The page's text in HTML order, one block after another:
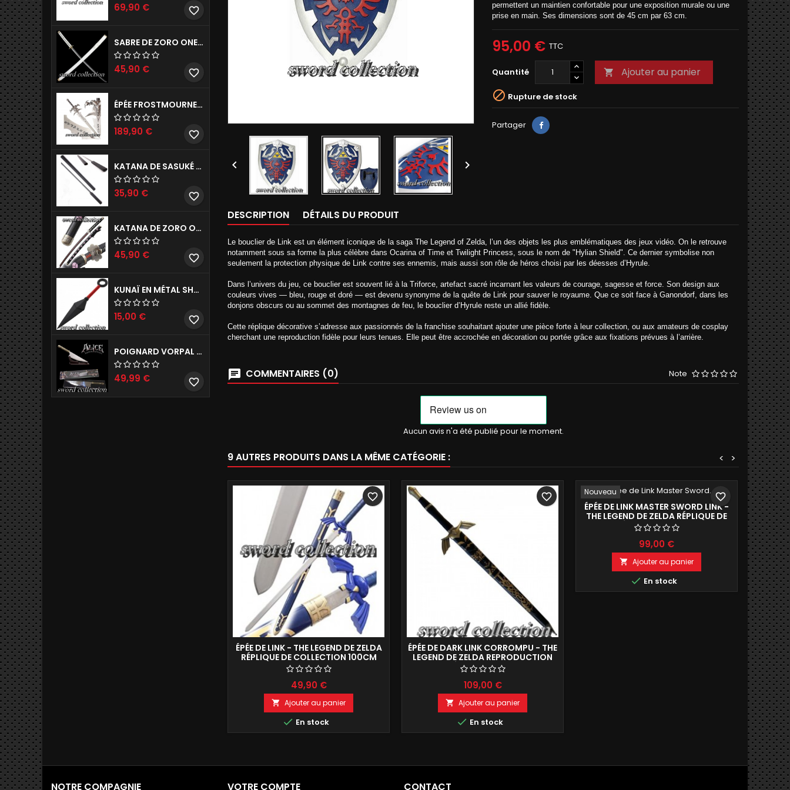
69,90 € favorite_border
SABRE DE ZORO ONE PIECE - WADO ICHIMONJI RÉPLIQUE DE COLLECTION 104CM
45,90 € favorite_border
ÉPÉE FROSTMOURNE DU ROI LICHE WORLD OF WARCRAFT RÉPLIQUE DE COLLECTION 107CM
189,90 € favorite_border
KATANA DE SASUKÉ UCHIWA NOIR NARUTO - KUSANAGI REPLIQUE DE COLLECTION 102CM
35,90 € favorite_border
KATANA DE ZORO ONE PIECE - SHUSUI REPRODUCTION DE DÉCORATION 104CM
45,90 € favorite_border
KUNAÏ EN MÉTAL SHURIKEN NARUTO RÉPLIQUE DE DÉCORATION 26CM
15,00 € favorite_border
POIGNARD VORPAL D'ALICE MADNESS RETURNS REPRODUCTION DE COLLECTION 45CM
49,99 € favorite_border
 
permettent un maintien confortable pour une exposition murale ou une
prise en main. Ses dimensions sont de 45 cm par 63 cm.
95,00 € TTC
Quantité  Ajouter au panier
 Rupture de stock
Partager
DESCRIPTION DÉTAILS DU PRODUIT
Le bouclier de Link est un élément iconique de la saga The Legend of Zelda, l’un des objets les plus emblématiques des jeux vidéo. On le retrouve
notamment sous sa forme la plus célèbre dans Ocarina of Time et Twilight Princess, sous le nom de "Hylian Shield". Ce dernier symbolise non
seulement la protection physique de Link contre ses ennemis, mais aussi son rôle de héros choisi par les déesses d’Hyrule.
Dans l’univers du jeu, ce bouclier est souvent lié à la Triforce, artefact sacré incarnant les valeurs de courage, sagesse et force. Son design aux
couleurs vives — bleu, rouge et doré — est devenu synonyme de la quête de Link pour sauver le royaume. Que ce soit face à Ganondorf, dans les
donjons obscurs ou au sommet des montagnes de feu, le bouclier d’Hyrule reste un allié fidèle.
Cette réplique décorative s’adresse aux passionnés de la franchise souhaitant ajouter une pièce forte à leur collection, ou aux amateurs de cosplay
cherchant une reproduction fidèle pour leurs tenues. Elle peut être accrochée en décoration ou portée grâce aux fixations prévues à l’arrière.
COMMENTAIRES (0) Note
Aucun avis n'a été publié pour le moment.
9 AUTRES PRODUITS DANS LA MÊME CATÉGORIE : >
<
ÉPÉE DE LINK - THE LEGEND DE ZELDA
RÉPLIQUE DE COLLECTION 100CM
49,90 €
 Ajouter au panier
 En stock
favorite_border
ÉPÉE DE DARK LINK CORROMPU - THE
LEGEND DE ZELDA REPRODUCTION
DE DÉCORATION 125CM
109,00 €
 Ajouter au panier
 En stock
favorite_border Nouveau
ÉPÉE DE LINK MASTER SWORD LINK -
THE LEGEND DE ZELDA RÉPLIQUE DE
DÉCORATION 110CM
99,00 €
 Ajouter au panier
 En stock
favorite_border Nouveau
ÉPÉE
NOTRE COMPAGNIE VOTRE COMPTE CONTACT